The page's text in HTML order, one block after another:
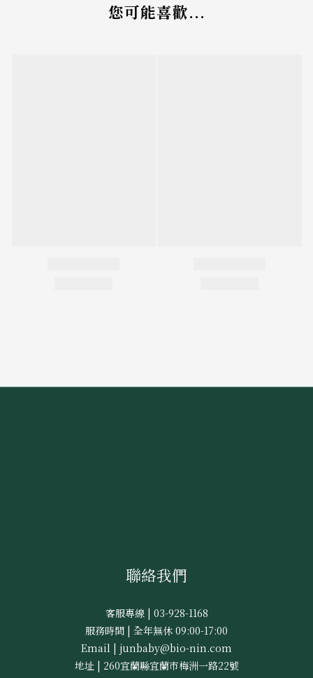
您可能喜歡...
聯絡我們
客服專線 | 03-928-1168
服務時間 | 全年無休 09:00-17:00
Email | junbaby@bio-nin.com
地址 | 260宜蘭縣宜蘭市梅洲一路22號